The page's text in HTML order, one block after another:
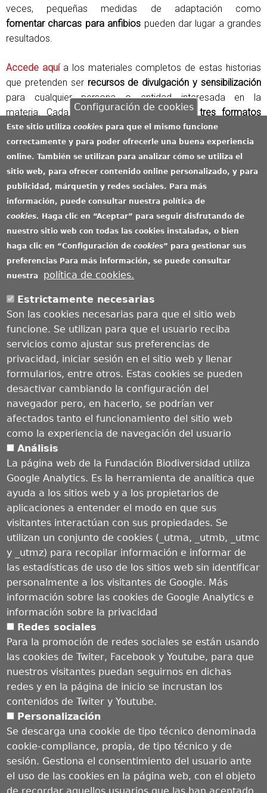
veces, pequeñas medidas de adaptación como
fomentar charcas para anfibios pueden dar lugar a grandes
resultados.
Accede aquía los materiales completos de estas historias
que pretenden serrecursos de divulgación y sensibilización
para cualquier persona o entidad interesada en la
materia. Cada historia está disponible en tres formatos
distintos: video-entrevista, reportaje escrito, y panel
expositivo.
A lo largo del proyecto se irán incorporando
progresivamente un total de 30 iniciativas de adaptación al
cambio climático.
Noticias
El IPCC subraya la necesidad de acelerar los esfuerzos
globales para reducir las emisiones
Miércoles, 06 Abril 2022
Los impactos del cambio climático son cada vez más
irreversibles, según el 6.º Informe de Evaluación del IPCC
Martes, 01 Marzo 2022
Configuración de cookies
Este sitio utilizacookies para que el mismo funcione
correctamente y para poder ofrecerle una buena experiencia
online. También se utilizan para analizar cómo se utiliza el
sitio web, para ofrecer contenido online personalizado, y para
publicidad, márquetin y redes sociales. Para más
información, puede consultar nuestra política de
cookies.
Haga clic en “Aceptar” para seguir disfrutando de
nuestro sitio web con todas las cookies instaladas, o bien
haga clic en “Configuración decookies” para gestionar sus
preferencias Para más información, se puede consultar
nuestra
política de cookies.
Estrictamente necesarias
Son las cookies necesarias para que el sitio web
funcione. Se utilizan para que el usuario reciba
servicios como ajustar sus preferencias de
privacidad, iniciar sesión en el sitio web y llenar
formularios, entre otros. Estas cookies se pueden
desactivar cambiando la configuración del
navegador pero, en hacerlo, se podrían ver
afectados tanto el funcionamiento del sitio web
como la experiencia de navegación del usuario
Análisis
La página web de la Fundación Biodiversidad utiliza
Google Analytics. Es la herramienta de analítica que
ayuda a los sitios web y a los propietarios de
aplicaciones a entender el modo en que sus
visitantes interactúan con sus propiedades. Se
utilizan un conjunto de cookies (_utma, _utmb, _utmc
y _utmz) para recopilar información e informar de
las estadísticas de uso de los sitios web sin identificar
personalmente a los visitantes de Google. Más
información sobre las cookies de Google Analytics e
información sobre la privacidad
Redes sociales
Para la promoción de redes sociales se están usando
las cookies de Twiter, Facebook y Youtube, para que
nuestros visitantes puedan seguirnos en dichas
redes y en la página de inicio se incrustan los
contenidos de Twiter y Youtube.
Personalización
Se descarga una cookie de tipo técnico denominada
cookie-compliance, propia, de tipo técnico y de
sesión. Gestiona el consentimiento del usuario ante
el uso de las cookies en la página web, con el objeto